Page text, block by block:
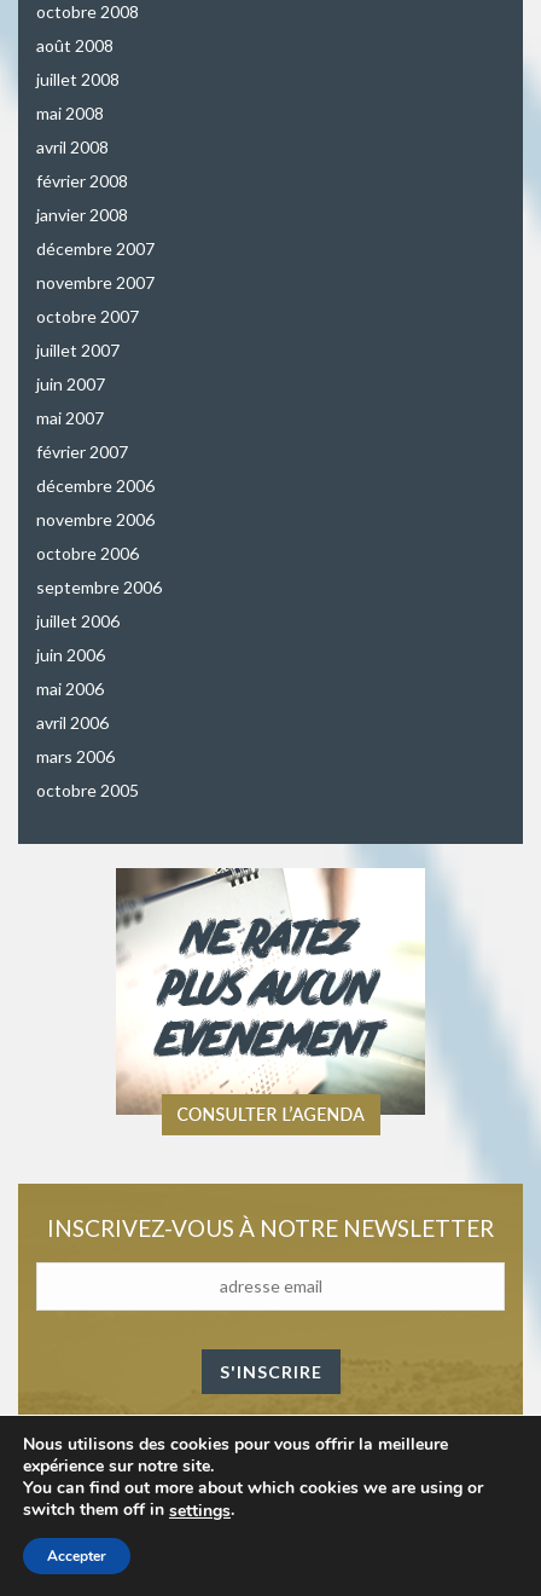
octobre 2008
août 2008
juillet 2008
mai 2008
avril 2008
février 2008
janvier 2008
décembre 2007
novembre 2007
octobre 2007
juillet 2007
juin 2007
mai 2007
février 2007
décembre 2006
novembre 2006
octobre 2006
septembre 2006
juillet 2006
juin 2006
mai 2006
avril 2006
mars 2006
octobre 2005
INSCRIVEZ-VOUS À NOTRE NEWSLETTER
Nous utilisons des cookies pour vous offrir la meilleure
expérience sur notre site.
You can find out more about which cookies we are using or
switch them off in settings.
Accepter